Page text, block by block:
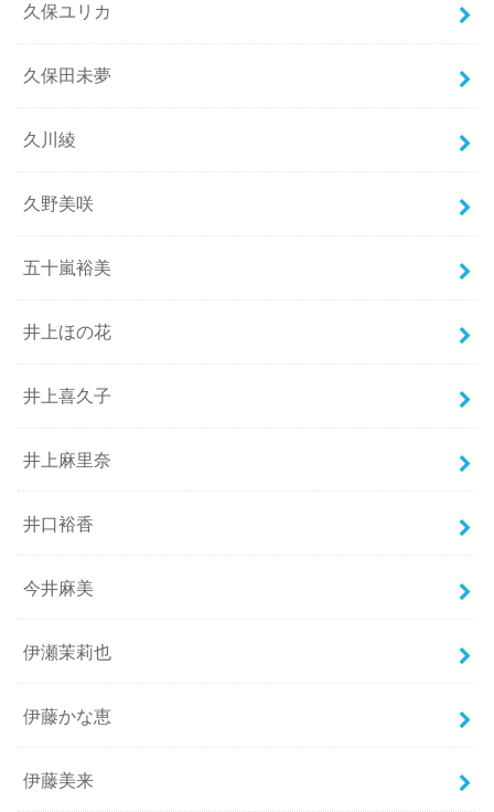
久保ユリカ
久保田未夢
久川綾
久野美咲
五十嵐裕美
井上ほの花
井上喜久子
井上麻里奈
井口裕香
今井麻美
伊瀬茉莉也
伊藤かな恵
伊藤美来